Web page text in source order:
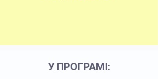
У ПРОГРАМІ: